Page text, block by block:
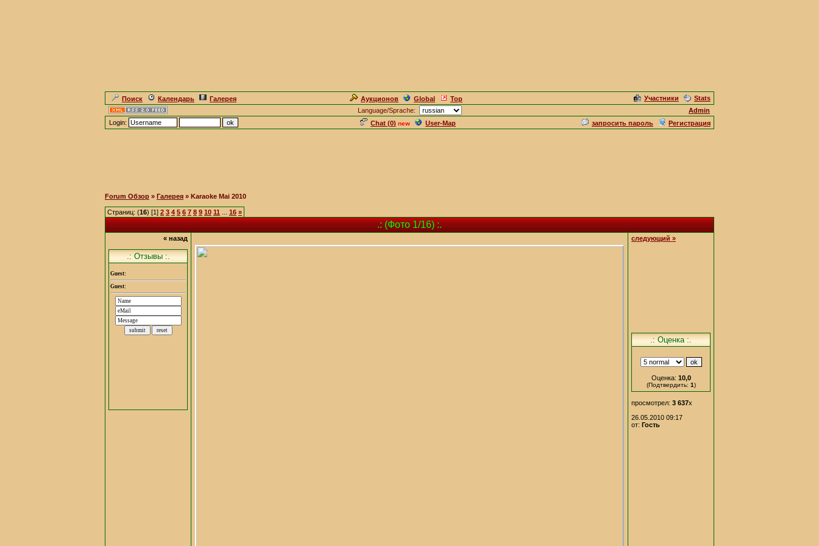
Поиск Календарь Галерея Аукционов Global Top Участники
Stats
Language/Sprache:
Admin
Login:
Chat (0) new User-Map запросить пароль Регистрация
Forum Обзор » Галерея » Karaoke Mai 2010
Страниц: (16) [1] 2 3 4 5 6 7 8 9 10 11 16 »
.: (Фото 1/16) :.
« назад
.: Отзывы :.
следующий »
.: Оценка :.
Оценка: 10,0
(Подтвердить: 1)
просмотрел: 3 637x
26.05.2010 09:17
от: Гость